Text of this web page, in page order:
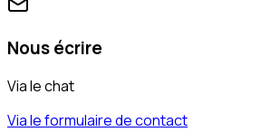
Nous écrire
Via le chat
Via le formulaire de contact